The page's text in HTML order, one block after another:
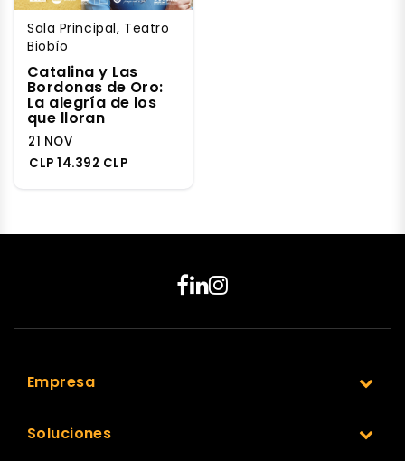
Sala Principal, Teatro
Biobío
Catalina y Las
Bordonas de Oro:
La alegría de los
que lloran
21 NOV
CLP 14.392 CLP
Empresa
Soluciones